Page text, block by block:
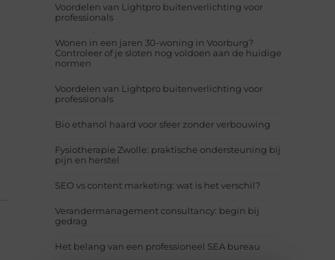
Voordelen van Lightpro buitenverlichting voor
professionals
Wonen in een jaren 30-woning in Voorburg?
Controleer of je sloten nog voldoen aan de huidige
normen
Voordelen van Lightpro buitenverlichting voor
professionals
Bio ethanol haard voor sfeer zonder verbouwing
Fysiotherapie Zwolle: praktische ondersteuning bij
pijn en herstel
SEO vs content marketing: wat is het verschil?
Verandermanagement consultancy: begin bij
gedrag
Het belang van een professioneel SEA bureau